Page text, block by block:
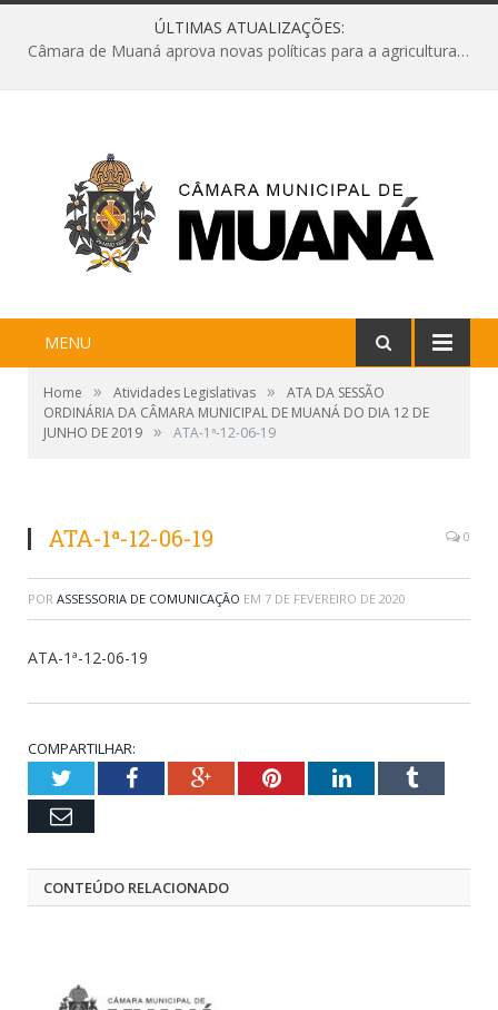
ÚLTIMAS ATUALIZAÇÕES:
Câmara de Muaná aprova novas políticas para a agricultura e solicita reforma da Ponte do Reduto
MENU
Home » Atividades Legislativas »
ATA DA SESSÃO
ORDINÁRIA DA CÂMARA MUNICIPAL DE MUANÁ DO DIA 12 DE
JUNHO DE 2019 » ATA-1ª-12-06-19
ATA-1ª-12-06-19 0
POR ASSESSORIA DE COMUNICAÇÃO EM 7 DE FEVEREIRO DE 2020
ATA-1ª-12-06-19
COMPARTILHAR:
TwitterFacebookGoogle+PinterestLinkedInTumblr
Email
CONTEÚDO RELACIONADO